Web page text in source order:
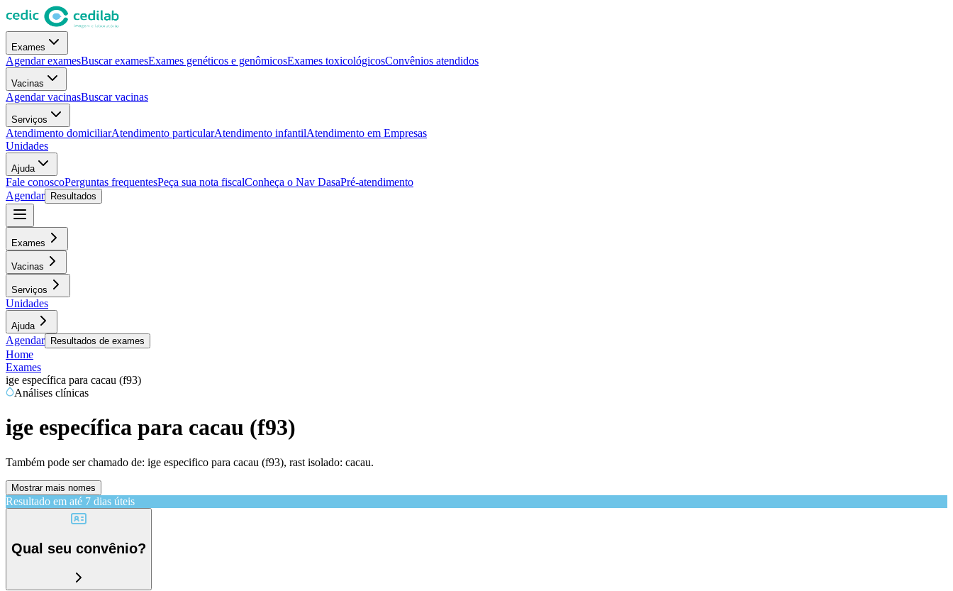
Exames
Agendar examesBuscar examesExames genéticos e genômicosExames toxicológicosConvênios atendidos
Vacinas
Agendar vacinasBuscar vacinas
Serviços
Atendimento domiciliarAtendimento particularAtendimento infantilAtendimento em Empresas
Unidades
Ajuda
Fale conoscoPerguntas frequentesPeça sua nota fiscalConheça o Nav DasaPré-atendimento
Agendar
Resultados
Exames
Vacinas
Serviços
Unidades
Ajuda
Agendar Resultados de exames
Home
Exames
ige específica para cacau (f93)
Análises clínicas
ige específica para cacau (f93)
Também pode ser chamado de: ige especifico para cacau (f93), rast isolado: cacau.
Mostrar mais nomes
Resultado em até 7 dias úteis
Qual seu convênio?